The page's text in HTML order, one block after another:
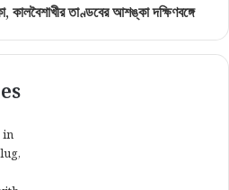
কালবৈশাখীর তাণ্ডবের আশঙ্কা দক্ষিণবঙ্গে